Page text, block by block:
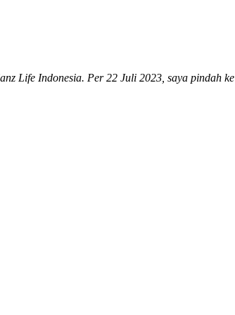
Life Indonesia. Per 22 Juli 2023, saya pindah ke